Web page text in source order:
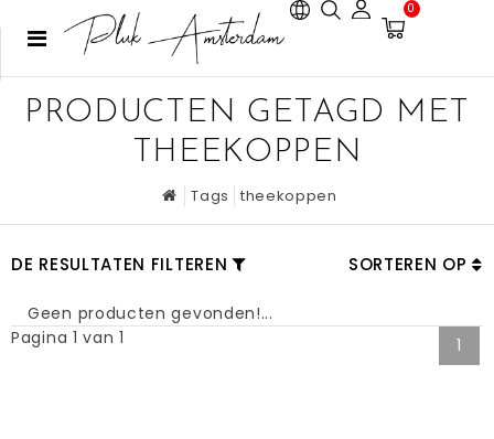
0
PRODUCTEN GETAGD MET
THEEKOPPEN
Tags theekoppen
DE RESULTATEN FILTEREN SORTEREN OP
Geen producten gevonden!...
Pagina 1 van 1
1